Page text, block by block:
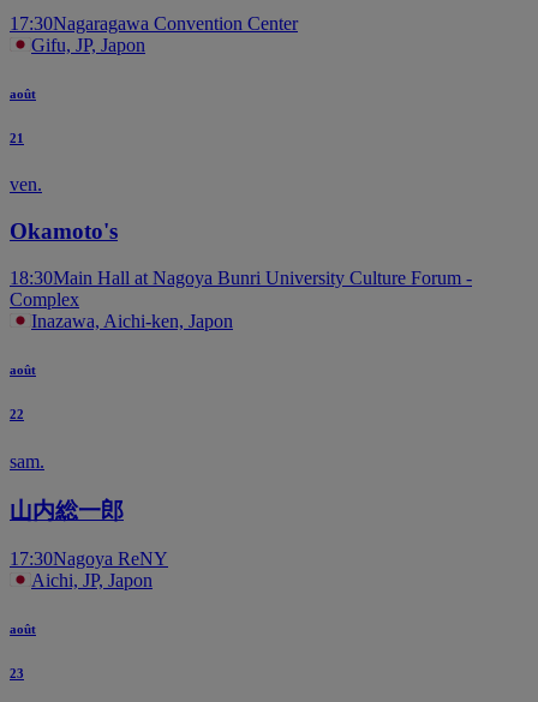
17:30Nagaragawa Convention Center
Gifu, JP, Japon
août
21
ven.
Okamoto's
18:30Main Hall at Nagoya Bunri University Culture Forum -
Complex
Inazawa, Aichi-ken, Japon
août
22
sam.
山内総一郎
17:30Nagoya ReNY
Aichi, JP, Japon
août
23